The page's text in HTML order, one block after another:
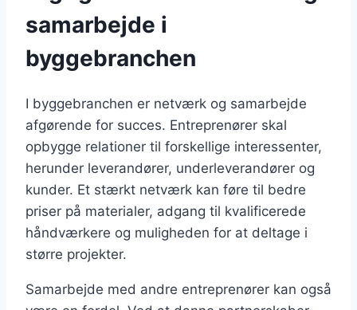
samarbejde i
byggebranchen
I byggebranchen er netværk og samarbejde
afgørende for succes. Entreprenører skal
opbygge relationer til forskellige interessenter,
herunder leverandører, underleverandører og
kunder. Et stærkt netværk kan føre til bedre
priser på materialer, adgang til kvalificerede
håndværkere og muligheden for at deltage i
større projekter.
Samarbejde med andre entreprenører kan også